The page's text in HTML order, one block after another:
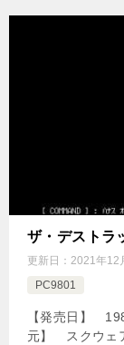
ザ・デストラ
更新日： 2021年12
PC9801
【発売日】
元】 スクウェ